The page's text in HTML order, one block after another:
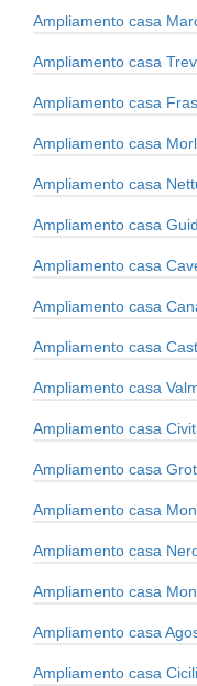
Ampliamento casa
Ampliamento casa
Ampliamento casa
Ampliamento casa
Ampliamento casa
Ampliamento casa
Ampliamento casa
Ampliamento casa
Ampliamento casa
Ampliamento casa
Ampliamento casa
Ampliamento casa
Ampliamento casa
Ampliamento casa
Ampliamento casa
Ampliamento casa
Ampliamento casa